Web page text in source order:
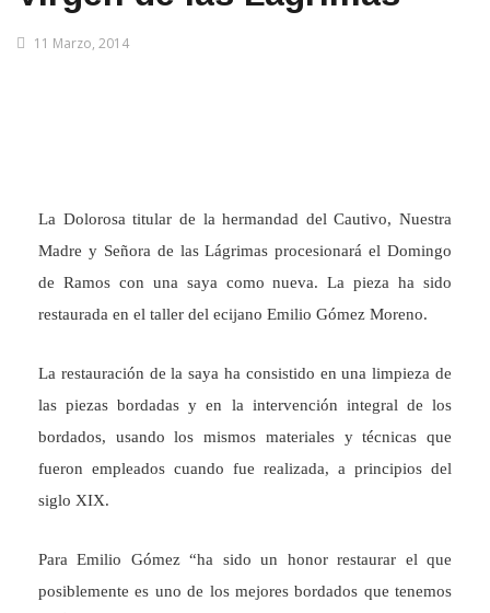
11 Marzo, 2014
La Dolorosa titular de la hermandad del Cautivo, Nuestra
Madre y Señora de las Lágrimas procesionará el Domingo
de Ramos con una saya como nueva. La pieza ha sido
restaurada en el taller del ecijano Emilio Gómez Moreno.
La restauración de la saya ha consistido en una limpieza de
las piezas bordadas y en la intervención integral de los
bordados, usando los mismos materiales y técnicas que
fueron empleados cuando fue realizada, a principios del
siglo XIX.
Para Emilio Gómez “ha sido un honor restaurar el que
posiblemente es uno de los mejores bordados que tenemos